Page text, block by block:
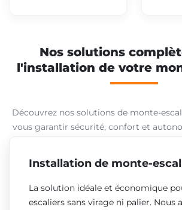
Nos solutions
l'installation de votre
Découvrez nos solutions de monte-
vous garantir sécurité, confort et
Installation de monte-
La solution idéale et économique
escaliers sans virage ni palier. Nous